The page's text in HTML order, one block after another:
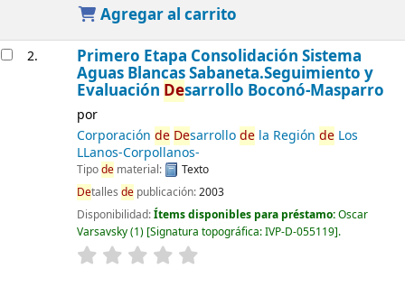
Agregar al carrito
2. Primero Etapa Consolidación Sistema
Aguas Blancas Sabaneta.Seguimiento y
Evaluación Desarrollo Boconó-Masparro
por
Corporación de Desarrollodela Región deLos
LLanos-Corpollanos-
Tipodematerial:
Texto
Detalles depublicación:2003
Disponibilidad:Ítems disponibles para préstamo:Oscar
Varsavsky(1) Signatura topográfica:IVP-D-055119 .